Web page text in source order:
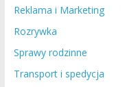
Reklama i Marketing
Rozrywka
Sprawy rodzinne
Transport i spedycja